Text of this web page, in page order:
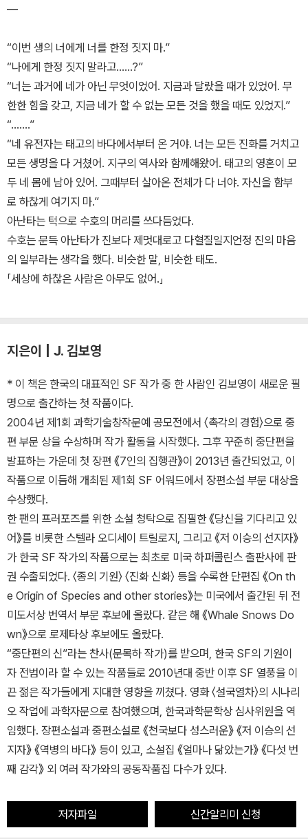
―
“이번 생의 너에게 너를 한정 짓지 마.”
“나에게 한정 짓지 말라고……?”
“너는 과거에 네가 아닌 무엇이었어. 지금과 달랐을 때가 있었어. 무
한한 힘을 갖고, 지금 네가 할 수 없는 모든 것을 했을 때도 있었지.”
“…….”
“네 유전자는 태고의 바다에서부터 온 거야. 너는 모든 진화를 거치고
모든 생명을 다 거쳤어. 지구의 역사와 함께해왔어. 태고의 영혼이 모
두 네 몸에 남아 있어. 그때부터 살아온 전체가 다 너야. 자신을 함부
로 하찮게 여기지 마.”
아난타는 턱으로 수호의 머리를 쓰다듬었다.
수호는 문득 아난타가 진보다 제멋대로고 다혈질일지언정 진의 마음
의 일부라는 생각을 했다. 비슷한 말, 비슷한 태도.
「세상에 하찮은 사람은 아무도 없어.」
지은이 | J. 김보영
* 이 책은 한국의 대표적인 SF 작가 중 한 사람인 김보영이 새로운 필
명으로 출간하는 첫 작품이다.
2004년 제1회 과학기술창작문예 공모전에서 〈촉각의 경험〉으로 중
편 부문 상을 수상하며 작가 활동을 시작했다. 그후 꾸준히 중단편을
발표하는 가운데 첫 장편 《7인의 집행관》이 2013년 출간되었고, 이
작품으로 이듬해 개최된 제1회 SF 어워드에서 장편소설 부문 대상을
수상했다.
한 팬의 프러포즈를 위한 소설 청탁으로 집필한 《당신을 기다리고 있
어》를 비롯한 스텔라 오디세이 트릴로지, 그리고 《저 이승의 선지자》
가 한국 SF 작가의 작품으로는 최초로 미국 하퍼콜린스 출판사에 판
권 수출되었다. 〈종의 기원〉 〈진화 신화〉 등을 수록한 단편집 《On th
e Origin of Species and other stories》는 미국에서 출간된 뒤 전
미도서상 번역서 부문 후보에 올랐다. 같은 해 《Whale Snows Do
wn》으로 로제타상 후보에도 올랐다.
“중단편의 신”라는 찬사(문목하 작가)를 받으며, 한국 SF의 기원이
자 전범이라 할 수 있는 작품들로 2010년대 중반 이후 SF 열풍을 이
끈 젊은 작가들에게 지대한 영향을 끼쳤다. 영화 〈설국열차〉의 시나리
오 작업에 과학자문으로 참여했으며, 한국과학문학상 심사위원을 역
임했다. 장편소설과 중편소설로 《천국보다 성스러운》 《저 이승의 선
지자》 《역병의 바다》 등이 있고, 소설집 《얼마나 닮았는가》 《다섯 번
째 감각》 외 여러 작가와의 공동작품집 다수가 있다.
저자파일 신간알리미 신청